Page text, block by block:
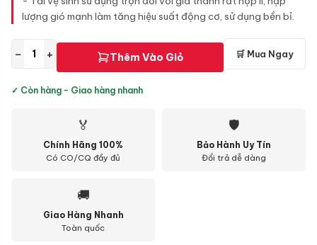
lượng gió mạnh làm tăng hiệu suất động cơ, sử dụng bền bỉ.
− + Thêm Vào Giỏ 🛒 Mua Ngay
✓ Còn hàng - Giao hàng nhanh
🏅
Chính Hãng 100%
Có CO/CQ đầy đủ
🛡
Bảo Hành Uy Tín
Đổi trả dễ dàng
🚚
Giao Hàng Nhanh
Toàn quốc